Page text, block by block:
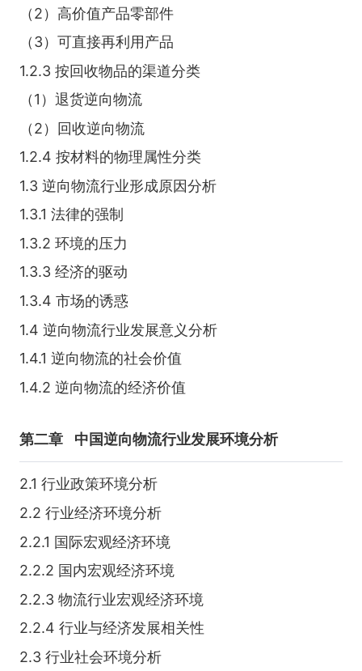
（2）高价值产品零部件
（3）可直接再利用产品
1.2.3 按回收物品的渠道分类
（1）退货逆向物流
（2）回收逆向物流
1.2.4 按材料的物理属性分类
1.3 逆向物流行业形成原因分析
1.3.1 法律的强制
1.3.2 环境的压力
1.3.3 经济的驱动
1.3.4 市场的诱惑
1.4 逆向物流行业发展意义分析
1.4.1 逆向物流的社会价值
1.4.2 逆向物流的经济价值
第二章 中国逆向物流行业发展环境分析
2.1 行业政策环境分析
2.2 行业经济环境分析
2.2.1 国际宏观经济环境
2.2.2 国内宏观经济环境
2.2.3 物流行业宏观经济环境
2.2.4 行业与经济发展相关性
2.3 行业社会环境分析